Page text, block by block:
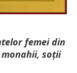
femei din
soții